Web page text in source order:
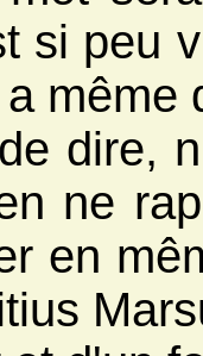
si peu
même
dire,
ne
en